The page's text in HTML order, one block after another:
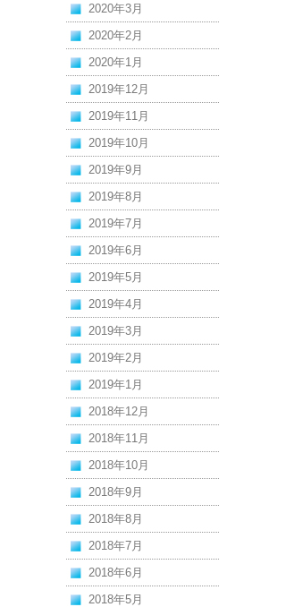
2020年3月
2020年2月
2020年1月
2019年12月
2019年11月
2019年10月
2019年9月
2019年8月
2019年7月
2019年6月
2019年5月
2019年4月
2019年3月
2019年2月
2019年1月
2018年12月
2018年11月
2018年10月
2018年9月
2018年8月
2018年7月
2018年6月
2018年5月